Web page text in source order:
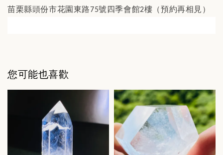
苗栗縣頭份市花園東路 75號四季會館2樓（預約再相見）
您可能也喜歡